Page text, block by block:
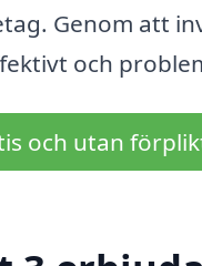
Genom att
och
och utan